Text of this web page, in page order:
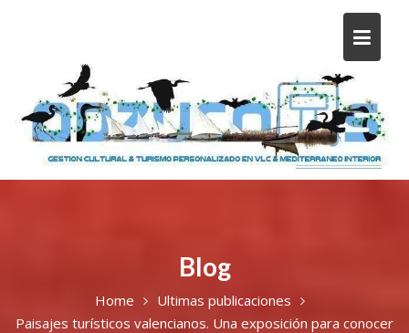
Blog
Home
Ultimas publicaciones
Paisajes turísticos valencianos. Una exposición para conocer